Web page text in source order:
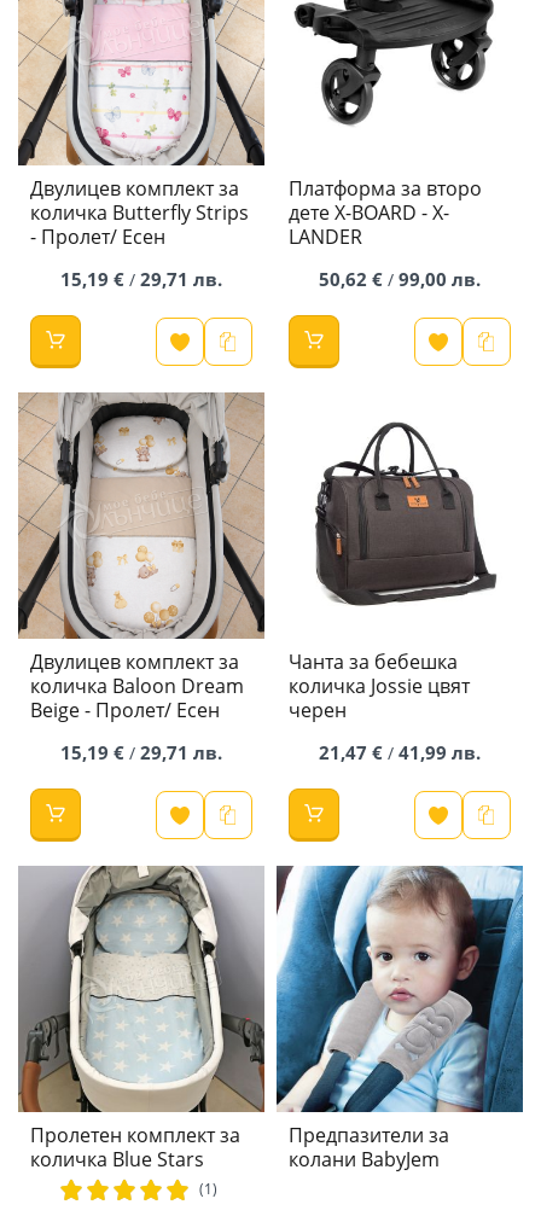
Двулицев комплект за
количка Butterfly Strips
- Пролет/ Есен
15,19 € / 29,71 лв.
Платформа за второ
дете X-BOARD - X-
LANDER
50,62 € / 99,00 лв.
Двулицев комплект за
количка Baloon Dream
Beige - Пролет/ Есен
15,19 € / 29,71 лв.
Чанта за бебешка
количка Jossie цвят
черен
21,47 € / 41,99 лв.
Пролетен комплект за
количка Blue Stars
рейтинг:
(1)
Предпазители за
колани BabyJem